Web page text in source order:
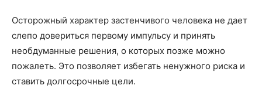
Осторожный характер застенчивого человека не дает
слепо довериться первому импульсу и принять
необдуманные решения, о которых позже можно
пожалеть. Это позволяет избегать ненужного риска и
ставить долгосрочные цели.